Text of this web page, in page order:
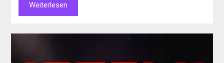
Weiterlesen